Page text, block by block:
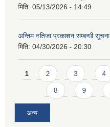
मिति: 05/13/2026 - 14:49
अन्तिम नतिजा प्रकाशन सम्बन्धी सूचना
मिति: 04/30/2026 - 20:30
Pages
1 2 3 4
8 9
अन्य